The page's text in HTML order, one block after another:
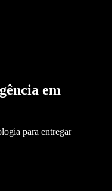
em
para entregar